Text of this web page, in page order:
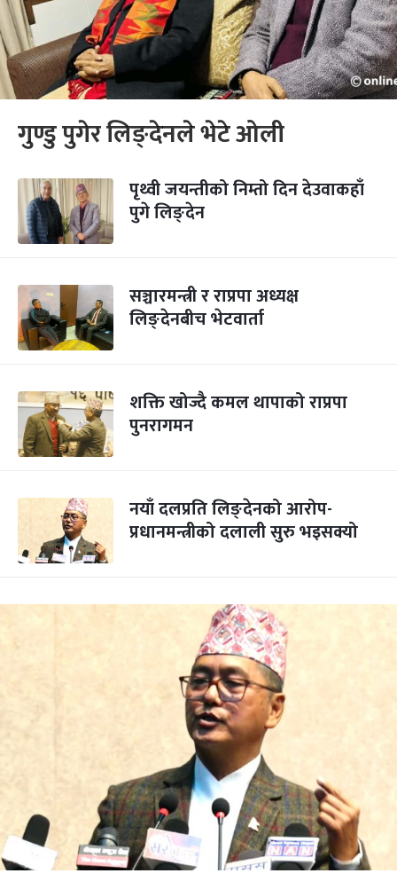
गुण्डु पुगेर लिङ्देनले भेटे ओली
पृथ्वी जयन्तीको निम्तो दिन देउवाकहाँ
पुगे लिङ्देन
सञ्चारमन्त्री र राप्रपा अध्यक्ष
लिङ्देनबीच भेटवार्ता
शक्ति खोज्दै कमल थापाको राप्रपा
पुनरागमन
नयाँ दलप्रति लिङ्देनको आरोप-
प्रधानमन्त्रीको दलाली सुरु भइसक्यो